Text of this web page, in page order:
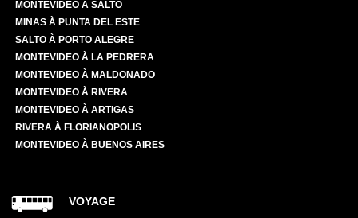
MONTEVIDEO À SALTO
MINAS À PUNTA DEL ESTE
SALTO À PORTO ALEGRE
MONTEVIDEO À LA PEDRERA
MONTEVIDEO À MALDONADO
MONTEVIDEO À RIVERA
MONTEVIDEO À ARTIGAS
RIVERA À FLORIANOPOLIS
MONTEVIDEO À BUENOS AIRES
VOYAGE